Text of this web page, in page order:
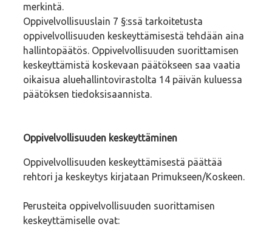
merkintä.
Oppivelvollisuuslain 7 §:ssä tarkoitetusta
oppivelvollisuuden keskeyttämisestä tehdään aina
hallintopäätös. Oppivelvollisuuden suorittamisen
keskeyttämistä koskevaan päätökseen saa vaatia
oikaisua aluehallintovirastolta 14 päivän kuluessa
päätöksen tiedoksisaannista.
Oppivelvollisuuden keskeyttäminen
Oppivelvollisuuden keskeyttämisestä päättää
rehtori ja keskeytys kirjataan Primukseen/Koskeen.
Perusteita oppivelvollisuuden suorittamisen
keskeyttämiselle ovat: